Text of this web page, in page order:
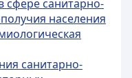
сфере санитарно-
населения
санитарно-